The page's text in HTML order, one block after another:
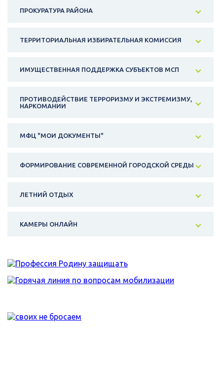
ПРОКУРАТУРА РАЙОНА
ТЕРРИТОРИАЛЬНАЯ ИЗБИРАТЕЛЬНАЯ КОМИССИЯ
ИМУЩЕСТВЕННАЯ ПОДДЕРЖКА СУБЪЕКТОВ МСП
ПРОТИВОДЕЙСТВИЕ ТЕРРОРИЗМУ И ЭКСТРЕМИЗМУ,
НАРКОМАНИИ
МФЦ "МОИ ДОКУМЕНТЫ"
ФОРМИРОВАНИЕ СОВРЕМЕННОЙ ГОРОДСКОЙ СРЕДЫ
ЛЕТНИЙ ОТДЫХ
КАМЕРЫ ОНЛАЙН